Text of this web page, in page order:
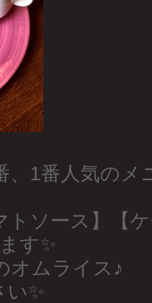
、1番人気のメ
トソース】【
す✨
オムライス♪
✨